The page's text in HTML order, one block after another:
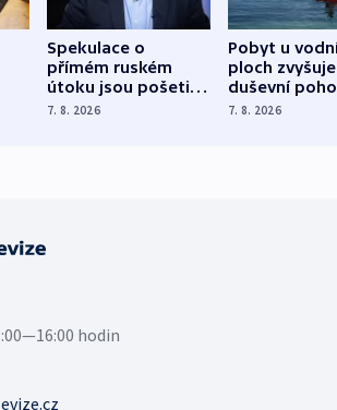
Spekulace o
přímém ruském
útoku jsou pošetilé,
míní estonský
7. 8. 2026
Pobyt u
ploch zvyšuje
duševní
ukázala
7. 8. 2026
hodin